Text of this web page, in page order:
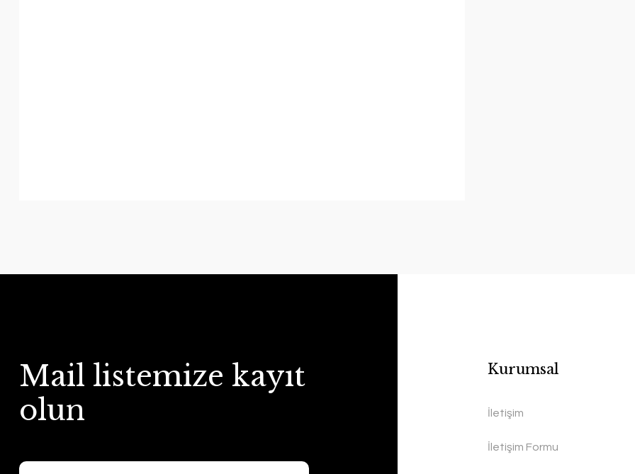
Mail listemize kayıt
olun
Kurumsal
İletişim
İletişim Formu